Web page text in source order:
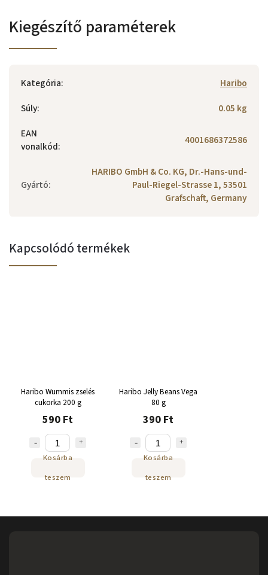
Kiegészítő paraméterek
Kategória:
Haribo
Súly:
0.05 kg
EAN
vonalkód: 4001686372586
Gyártó:
HARIBO GmbH & Co. KG, Dr.-Hans-und-
Paul-Riegel-Strasse 1, 53501
Grafschaft, Germany
Kapcsolódó termékek
Haribo Wummis zselés
cukorka 200 g
590 Ft
Kosárba
teszem
Haribo Jelly Beans Vega
80 g
390 Ft
Kosárba
teszem